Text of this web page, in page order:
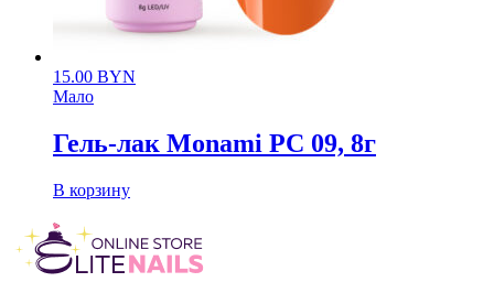
15.00 BYN
Мало
Гель-лак Monami PС 09, 8г
В корзину